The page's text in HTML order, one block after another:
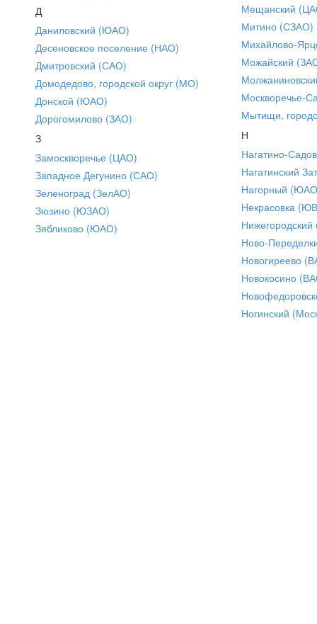
Д
Даниловский (ЮАО)
Десеновское поселение (НАО)
Дмитровский (САО)
Домодедово, городской округ (МО)
Донской (ЮАО)
Дорогомилово (ЗАО)
З
Замоскворечье (ЦАО)
Западное Дегунино (САО)
Зеленоград (ЗелАО)
Зюзино (ЮЗАО)
Зябликово (ЮАО)
Мещанский
Митино (СЗАО)
Михайлово-
Можайский
Москворечье-
Мытищи,
Н
Нагатино-
Нагатинский
Нагорный
Некрасовка
Ново-
Новогиреево
Новокосино
Ногинский